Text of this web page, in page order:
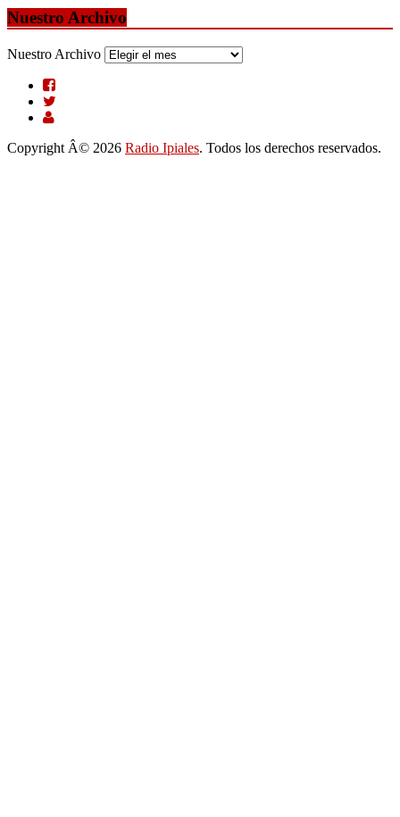
Nuestro Archivo
Nuestro Archivo
Copyright Â© 2026 Radio Ipiales. Todos los derechos reservados.